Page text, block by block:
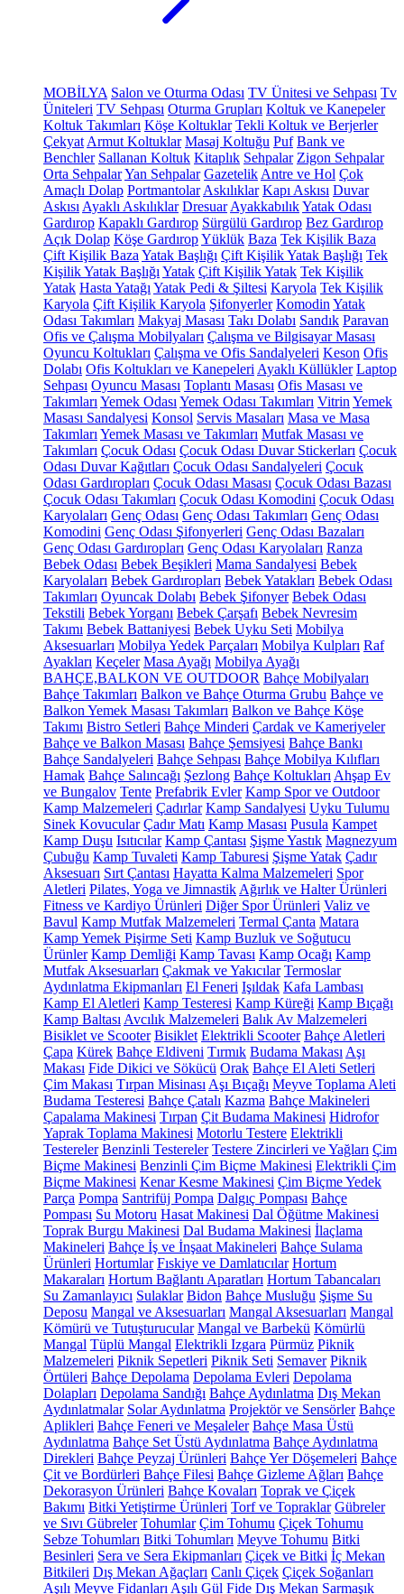
MOBİLYA Salon ve Oturma Odası TV Ünitesi ve Sehpası Tv
Üniteleri TV Sehpası Oturma Grupları Koltuk ve Kanepeler
Koltuk Takımları Köşe Koltuklar Tekli Koltuk ve Berjerler
Çekyat Armut Koltuklar Masaj Koltuğu Puf Bank ve
Benchler Sallanan Koltuk Kitaplık Sehpalar Zigon Sehpalar
Orta SehpalarYan Sehpalar Gazetelik Antre ve Hol Çok
Amaçlı Dolap Portmantolar Askılıklar Kapı Askısı Duvar
Askısı Ayaklı Askılıklar Dresuar AyakkabılıkYatak Odası
Gardırop Kapaklı Gardırop Sürgülü Gardırop Bez Gardırop
Açık Dolap Köşe GardıropYüklük Baza Tek Kişilik Baza
Çift Kişilik Baza Yatak Başlığı Çift Kişilik Yatak Başlığı Tek
Kişilik Yatak Başlığı Yatak Çift Kişilik Yatak Tek Kişilik
Yatak Hasta Yatağı Yatak Pedi & Şiltesi Karyola Tek Kişilik
Karyola Çift Kişilik Karyola Şifonyerler Komodin Yatak
Odası Takımları Makyaj Masası Takı Dolabı Sandık Paravan
Ofis ve Çalışma Mobilyaları Çalışma ve Bilgisayar Masası
Oyuncu Koltukları Çalışma ve Ofis Sandalyeleri Keson Ofis
Dolabı Ofis Koltukları ve Kanepeleri Ayaklı Küllükler Laptop
Sehpası Oyuncu Masası Toplantı Masası Ofis Masası ve
Takımları Yemek Odası Yemek Odası Takımları Vitrin Yemek
Masası Sandalyesi Konsol Servis Masaları Masa ve Masa
Takımları Yemek Masası ve Takımları Mutfak Masası ve
Takımları Çocuk Odası Çocuk Odası Duvar Stickerları Çocuk
Odası Duvar Kağıtları Çocuk Odası Sandalyeleri Çocuk
Odası Gardıropları Çocuk Odası Masası Çocuk Odası Bazası
Çocuk Odası Takımları Çocuk Odası Komodini Çocuk Odası
Karyolaları Genç Odası Genç Odası Takımları Genç Odası
Komodini Genç Odası Şifonyerleri Genç Odası Bazaları
Genç Odası Gardıropları Genç Odası Karyolaları Ranza
Bebek Odası Bebek Beşikleri Mama Sandalyesi Bebek
Karyolaları Bebek Gardıropları Bebek Yatakları Bebek Odası
Takımları Oyuncak Dolabı Bebek Şifonyer Bebek Odası
Tekstili Bebek Yorganı Bebek Çarşafı Bebek Nevresim
Takımı Bebek Battaniyesi Bebek Uyku Seti Mobilya
Aksesuarları Mobilya Yedek Parçaları Mobilya Kulpları Raf
Ayakları Keçeler Masa Ayağı Mobilya Ayağı
BAHÇE,BALKON VE OUTDOOR Bahçe Mobilyaları
Bahçe Takımları Balkon ve Bahçe Oturma Grubu Bahçe ve
Balkon Yemek Masası Takımları Balkon ve Bahçe Köşe
Takımı Bistro Setleri Bahçe Minderi Çardak ve Kameriyeler
Bahçe ve Balkon Masası Bahçe Şemsiyesi Bahçe Bankı
Bahçe Sandalyeleri Bahçe Sehpası Bahçe Mobilya Kılıfları
Hamak Bahçe Salıncağı Şezlong Bahçe Koltukları Ahşap Ev
ve Bungalov Tente Prefabrik Evler Kamp Spor ve Outdoor
Kamp Malzemeleri Çadırlar Kamp Sandalyesi Uyku Tulumu
Sinek Kovucular Çadır Matı Kamp Masası Pusula Kampet
Kamp Duşu Isıtıcılar Kamp Çantası Şişme Yastık Magnezyum
Çubuğu Kamp Tuvaleti Kamp Taburesi Şişme Yatak Çadır
Aksesuarı Sırt Çantası Hayatta Kalma Malzemeleri Spor
Aletleri Pilates, Yoga ve Jimnastik Ağırlık ve Halter Ürünleri
Fitness ve Kardiyo Ürünleri Diğer Spor Ürünleri Valiz ve
Bavul Kamp Mutfak Malzemeleri Termal Çanta Matara
Kamp Yemek Pişirme Seti Kamp Buzluk ve Soğutucu
Ürünler Kamp Demliği Kamp Tavası Kamp Ocağı Kamp
Mutfak Aksesuarları Çakmak ve Yakıcılar Termoslar
Aydınlatma Ekipmanları El Feneri Işıldak Kafa Lambası
Kamp El Aletleri Kamp Testeresi Kamp Küreği Kamp Bıçağı
Kamp Baltası Avcılık Malzemeleri Balık Av Malzemeleri
Bisiklet ve Scooter Bisiklet Elektrikli Scooter Bahçe Aletleri
Çapa Kürek Bahçe Eldiveni Tırmık Budama Makası Aşı
Makası Fide Dikici ve Sökücü Orak Bahçe El Aleti Setleri
Çim Makası Tırpan Misinası Aşı Bıçağı Meyve Toplama Aleti
Budama Testeresi Bahçe Çatalı Kazma Bahçe Makineleri
Çapalama Makinesi Tırpan Çit Budama Makinesi Hidrofor
Yaprak Toplama Makinesi Motorlu Testere Elektrikli
Testereler Benzinli Testereler Testere Zincirleri ve Yağları Çim
Biçme Makinesi Benzinli Çim Biçme Makinesi Elektrikli Çim
Biçme Makinesi Kenar Kesme Makinesi Çim Biçme Yedek
Parça Pompa Santrifüj Pompa Dalgıç Pompası Bahçe
Pompası Su Motoru Hasat Makinesi Dal Öğütme Makinesi
Toprak Burgu Makinesi Dal Budama Makinesi İlaçlama
Makineleri Bahçe İş ve İnşaat Makineleri Bahçe Sulama
Ürünleri Hortumlar Fıskiye ve Damlatıcılar Hortum
Makaraları Hortum Bağlantı Aparatları Hortum Tabancaları
Su Zamanlayıcı Sulaklar Bidon Bahçe Musluğu Şişme Su
Deposu Mangal ve Aksesuarları Mangal Aksesuarları Mangal
Kömürü ve Tutuşturucular Mangal ve Barbekü Kömürlü
Mangal Tüplü Mangal Elektrikli Izgara Pürmüz Piknik
Malzemeleri Piknik Sepetleri Piknik Seti Semaver Piknik
Örtüleri Bahçe Depolama Depolama Evleri Depolama
Dolapları Depolama Sandığı Bahçe Aydınlatma Dış Mekan
Aydınlatmalar Solar Aydınlatma Projektör ve Sensörler Bahçe
Aplikleri Bahçe Feneri ve Meşaleler Bahçe Masa Üstü
Aydınlatma Bahçe Set Üstü Aydınlatma Bahçe Aydınlatma
Direkleri Bahçe Peyzaj Ürünleri Bahçe Yer Döşemeleri Bahçe
Çit ve Bordürleri Bahçe Filesi Bahçe Gizleme Ağları Bahçe
Dekorasyon Ürünleri Bahçe Kovaları Toprak ve Çiçek
Bakımı Bitki Yetiştirme Ürünleri Torf ve Topraklar Gübreler
ve Sıvı Gübreler Tohumlar Çim Tohumu Çiçek Tohumu
Sebze Tohumları Bitki Tohumları Meyve Tohumu Bitki
Besinleri Sera ve Sera Ekipmanları Çiçek ve Bitki İç Mekan
Bitkileri Dış Mekan Ağaçları Canlı Çiçek Çiçek Soğanları
Aşılı Meyve Fidanları Aşılı Gül Fide Dış Mekan Sarmaşık